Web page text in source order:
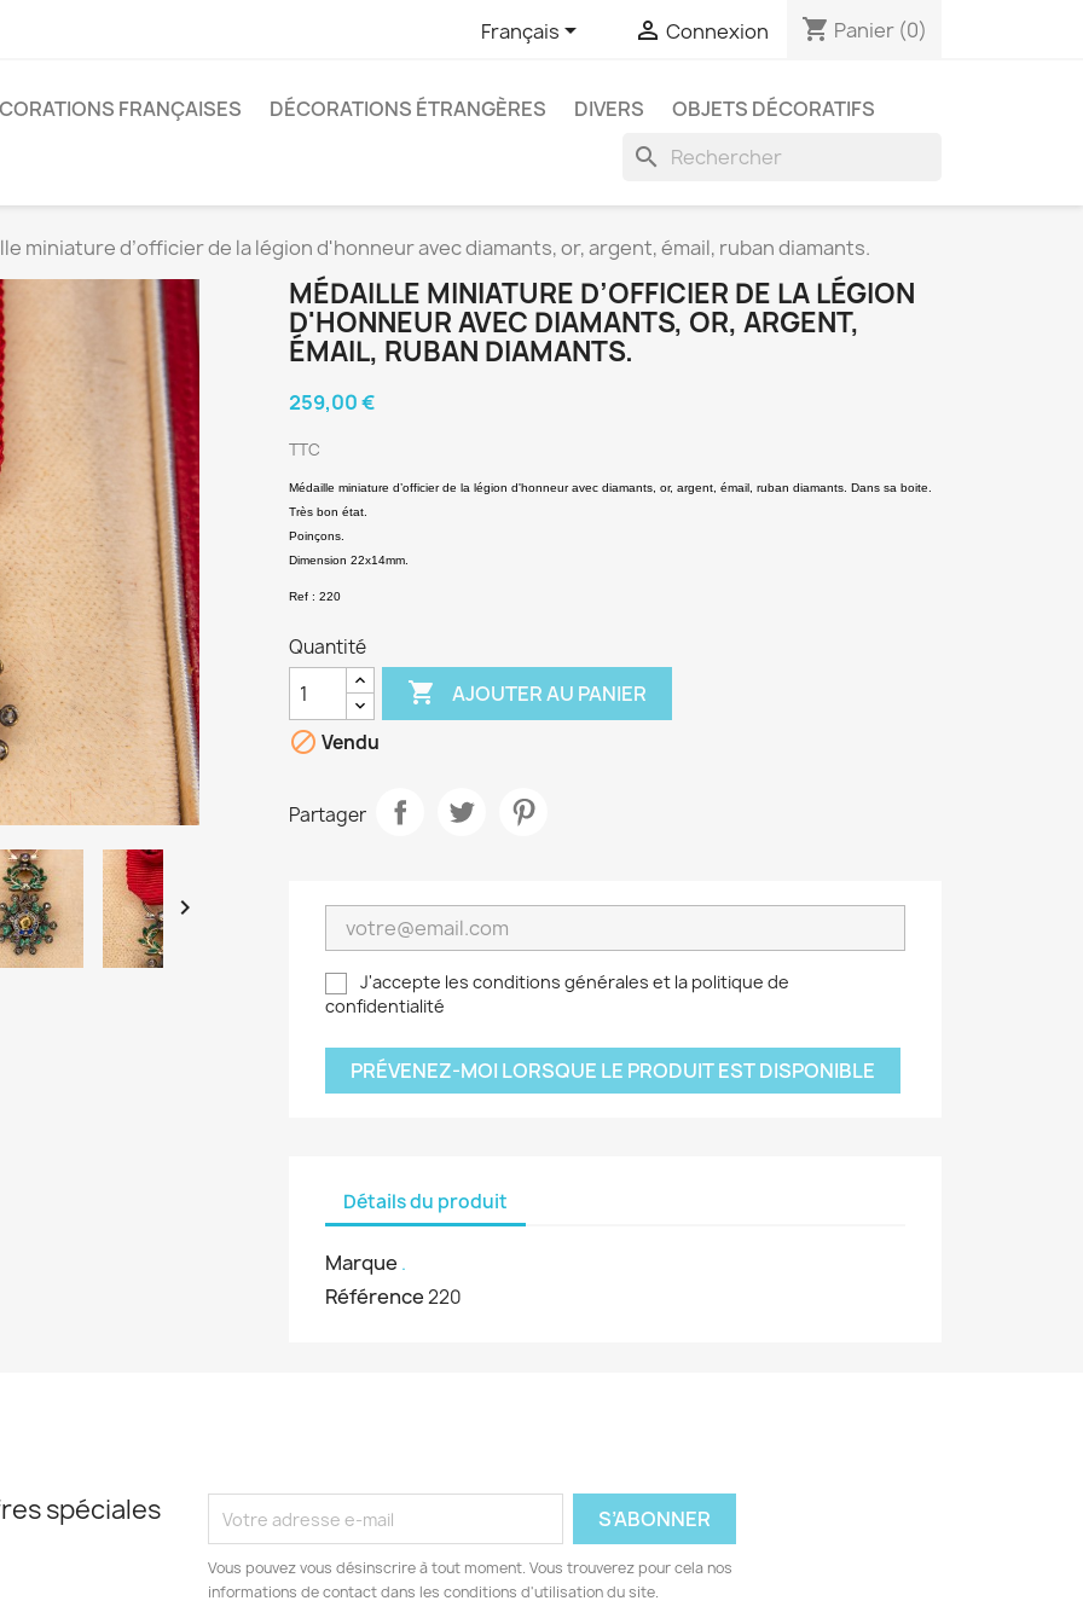
Français  Connexion shopping_cart Panier (0)
FRANÇAISES DÉCORATIONS ÉTRANGÈRES DIVERS OBJETS DÉCORATIFS
search
miniature d’officier de la légion d'honneur avec diamants, or, argent, émail, ruban diamants.

MÉDAILLE MINIATURE D’OFFICIER DE LA LÉGION
D'HONNEUR AVEC DIAMANTS, OR, ARGENT,
ÉMAIL, RUBAN DIAMANTS.
259,00 €
TTC
Médaille miniature d’officier de la légion d'honneur avec diamants, or, argent, émail, ruban diamants. Dans sa boite.
Très bon état.
Poinçons.
Dimension 22x14mm.
Ref : 220
Quantité
 AJOUTER AU PANIER
 Vendu
Partager
J'accepte les conditions générales et la politique de
confidentialité
PRÉVENEZ-MOI LORSQUE LE PRODUIT EST DISPONIBLE
Détails du produit
Marque .
Référence220
spéciales
Vous pouvez vous désinscrire à tout moment. Vous trouverez pour cela nos
informations de contact dans les conditions d'utilisation du site.